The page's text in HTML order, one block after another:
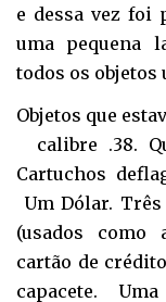
e dessa vez foi
uma pequena
todos os objetos
Objetos que
calibre .38.
Cartuchos
Um Dólar. Três
(usados como
cartão de
capacete.